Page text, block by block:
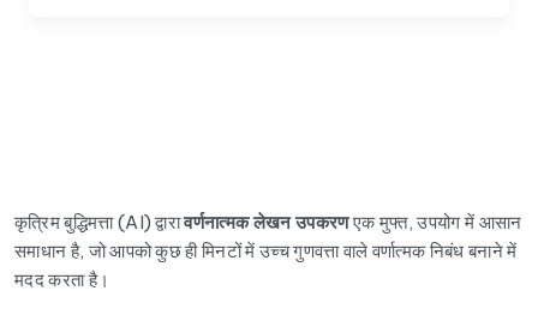
कृत्रिम बुद्धिमत्ता (AI) द्वारावर्णनात्मक लेखन उपकरणएक मुफ्त, उपयोग में आसान
समाधान है, जो आपको कुछ ही मिनटों में उच्च गुणवत्ता वाले वर्णात्मक निबंध बनाने में
मदद करता है।